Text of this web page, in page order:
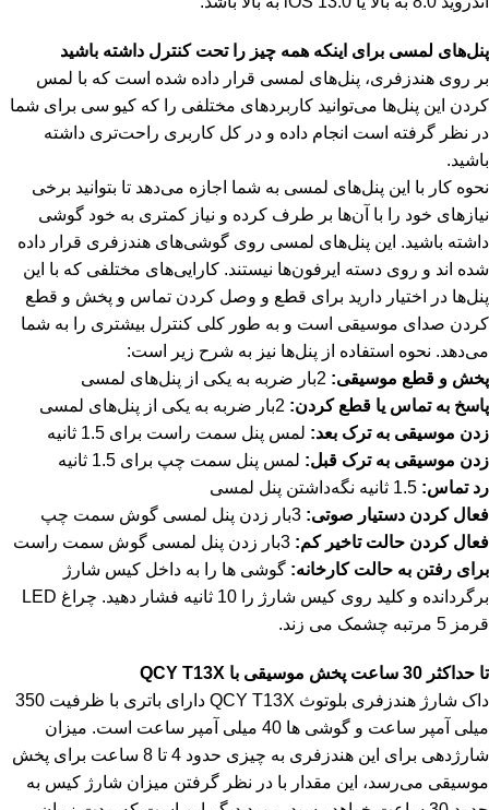
پنل‌های لمسی برای اینکه همه چیز را تحت کنترل داشته باشید
بر روی هندزفری، پنل‌های لمسی قرار داده شده است که با لمس
کردن این پنل‌ها می‌توانید کاربردهای مختلفی را که کیو سی برای شما
در نظر گرفته است انجام داده و در کل کاربری راحت‌تری داشته
باشید.
نحوه کار با این پنل‌های لمسی به شما اجازه می‌دهد تا بتوانید برخی
نیازهای خود را با آن‌ها بر طرف کرده و نیاز کمتری به خود گوشی
داشته باشید. این پنل‌های لمسی روی گوشی‌های هندزفری قرار داده
شده اند و روی دسته ایرفون‌ها نیستند. کارایی‌های مختلفی که با این
پنل‌ها در اختیار دارید برای قطع و وصل کردن تماس و پخش و قطع
کردن صدای موسیقی است و به طور کلی کنترل بیشتری را به شما
می‌دهد. نحوه استفاده از پنل‌ها نیز به شرح زیر است:
پخش و قطع موسیقی:
پاسخ به تماس یا قطع کردن: 2بار ضربه به یکی از پنل‌های لمسی
زدن موسیقی به ترک بعد: لمس پنل سمت راست برای 1.5 ثانیه
زدن موسیقی به ترک قبل: لمس پنل سمت چپ برای 1.5 ثانیه
رد تماس: 1.5 ثانیه نگه‌داشتن پنل لمسی
فعال کردن دستیار صوتی: 3بار زدن پنل لمسی گوش سمت چپ
فعال کردن حالت تاخیر کم: 3بار زدن پنل لمسی گوش سمت راست
برای رفتن به حالت کارخانه: گوشی ها را به داخل کیس شارژ
برگردانده و کلید روی کیس شارژ را 10 ثانیه فشار دهید. چراغ LED
قرمز 5 مرتبه چشمک می زند.
تا حداکثر 30 ساعت پخش موسیقی با QCY T13X
داک شارژ هندزفری بلوتوث QCY T13X دارای باتری با ظرفیت 350
میلی آمپر ساعت و گوشی ها 40 میلی آمپر ساعت است. میزان
شارژدهی برای این هندزفری به چیزی حدود 4 تا 8 ساعت برای پخش
موسیقی می‌رسد، این مقدار با در نظر گرفتن میزان شارژ کیس به